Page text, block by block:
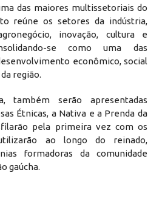
das maiores multissetoriais do
reúne os setores da indústria,
inovação, cultura e
se como uma das
econômico, social
região.
também serão apresentadas
Étnicas, a Nativa e a Prenda da
pela primeira vez com os
ao longo do reinado,
formadoras da comunidade
gaúcha.